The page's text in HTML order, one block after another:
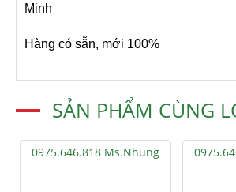
Minh
Hàng có sẵn, mới 100%
SẢN PHẨM CÙNG
0975.646.818 Ms.Nhung